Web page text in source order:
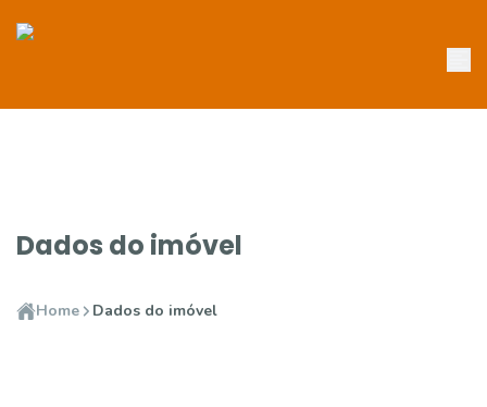
Dados do imóvel
Home Dados do imóvel